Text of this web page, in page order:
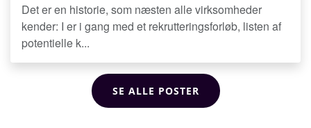
Det er en historie, som næsten alle virksomheder
kender: I er i gang med et rekrutteringsforløb, listen af
potentielle k...
SE ALLE POSTER